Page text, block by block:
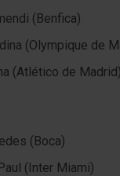
(Benfica)
(Olympique de
(Atlético de Madrid)
(Boca)
(Inter Miami)